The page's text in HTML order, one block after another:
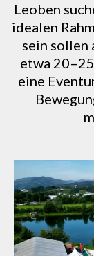
Leoben
idealen
sein sollen
etwa
eine